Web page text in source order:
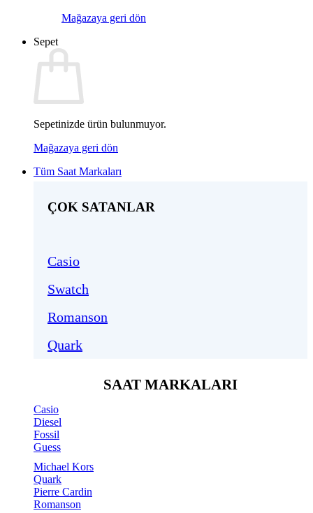
Mağazaya geri dön
Sepet
Sepetinizde ürün bulunmuyor.
Mağazaya geri dön
Tüm Saat Markaları
ÇOK SATANLAR
Casio
Swatch
Romanson
Quark
SAAT MARKALARI
Casio
Diesel
Fossil
Guess
Michael Kors
Quark
Pierre Cardin
Romanson